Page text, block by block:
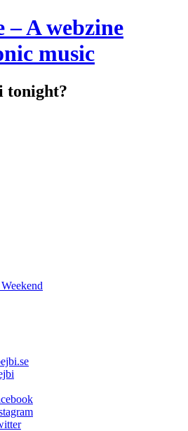
– A webzine
music
tonight?